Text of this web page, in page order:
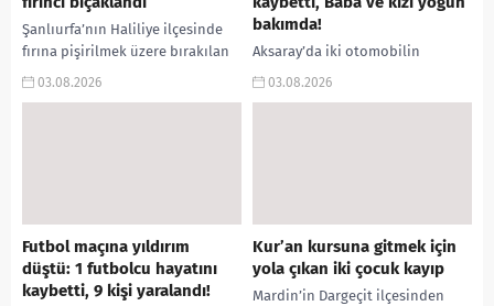
Şanlıurfa’nın Haliliye ilçesinde
fırına pişirilmek üzere bırakılan
sebzelerin kaybolduğu iddiası,
03.08.2026
bakımda!
Aksaray’da iki otomobilin
kavşakta çarpışması sonucu
03.08.2026
Futbol maçına yıldırım
düştü: 1 futbolcu hayatını
kaybetti, 9 kişi yaralandı!
Kur’an kursuna gitmek için
yola çıkan iki çocuk kayıp
Mardin’in Dargeçit ilçesinden